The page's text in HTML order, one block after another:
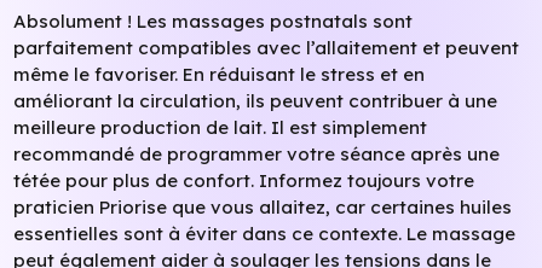
Absolument ! Les massages postnatals sont
parfaitement compatibles avec l’allaitement et peuvent
même le favoriser. En réduisant le stress et en
améliorant la circulation, ils peuvent contribuer à une
meilleure production de lait. Il est simplement
recommandé de programmer votre séance après une
tétée pour plus de confort. Informez toujours votre
praticien Priorise que vous allaitez, car certaines huiles
essentielles sont à éviter dans ce contexte. Le massage
peut également aider à soulager les tensions dans le